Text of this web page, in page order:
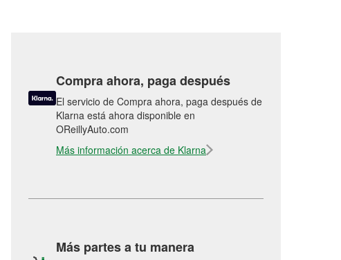
Compra ahora, paga después
El servicio de Compra ahora, paga después de
Klarna está ahora disponible en
OReillyAuto.com
Más información acerca de Klarna
Más partes a tu manera